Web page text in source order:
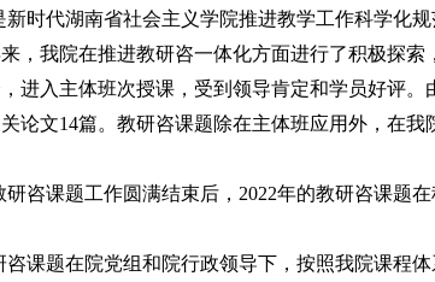
新时代湖南省社会主义学院推进教学工作科学化
，我院在推进教研咨一体化方面进行了积极探索
进入主体班次授课，受到领导肯定和学员好评
论文14篇。教研咨课题除在主体班应用外，在我
研咨课题工作圆满结束后，2022年的教研咨课题
咨课题在院党组和院行政领导下，按照我院课程